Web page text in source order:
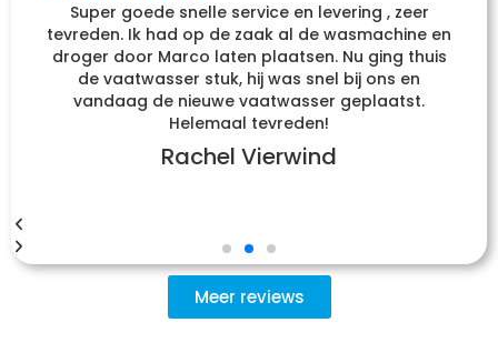
Super goede snelle service en levering , zeer
tevreden. Ik had op de zaak al de wasmachine en
droger door Marco laten plaatsen. Nu ging thuis
de vaatwasser stuk, hij was snel bij ons en
vandaag de nieuwe vaatwasser geplaatst.
Helemaal tevreden!
Rachel Vierwind
Meer reviews